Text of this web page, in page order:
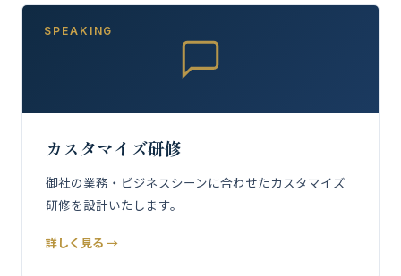
SPEAKING
カスタマイズ研修
御社の業務・ビジネスシーンに合わせたカスタマイズ
研修を設計いたします。
詳しく見る →